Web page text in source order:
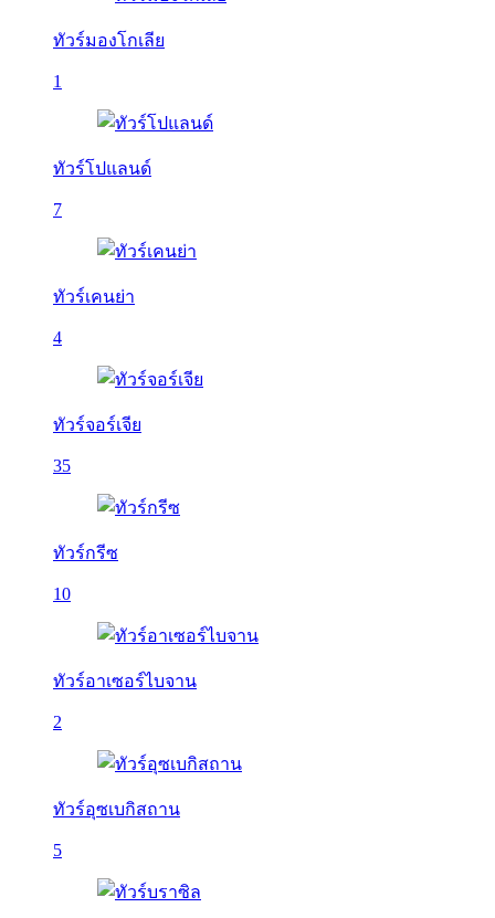
ทัวร์มองโกเลีย
1
ทัวร์โปแลนด์
7
ทัวร์เคนย่า
4
ทัวร์จอร์เจีย
35
ทัวร์กรีซ
10
ทัวร์อาเซอร์ไบจาน
2
ทัวร์อุซเบกิสถาน
5